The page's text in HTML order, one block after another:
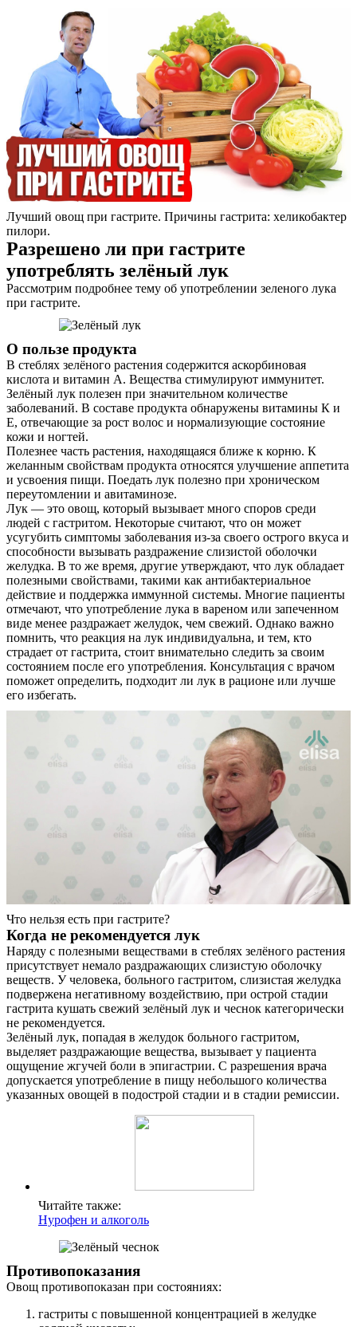
Услуги
Контакты
Лучший овощ при гастрите. Причины гастрита: хеликобактер
пилори.
Разрешено ли при гастрите
употреблять зелёный лук
Рассмотрим подробнее тему об употреблении зеленого лука
при гастрите.
О пользе продукта
В стеблях зелёного растения содержится аскорбиновая
кислота и витамин А. Вещества стимулируют иммунитет.
Зелёный лук полезен при значительном количестве
заболеваний. В составе продукта обнаружены витамины К и
Е, отвечающие за рост волос и нормализующие состояние
кожи и ногтей.
Полезнее часть растения, находящаяся ближе к корню. К
желанным свойствам продукта относятся улучшение аппетита
и усвоения пищи. Поедать лук полезно при хроническом
переутомлении и авитаминозе.
Лук — это овощ, который вызывает много споров среди
людей с гастритом. Некоторые считают, что он может
усугубить симптомы заболевания из-за своего острого вкуса и
способности вызывать раздражение слизистой оболочки
желудка. В то же время, другие утверждают, что лук обладает
полезными свойствами, такими как антибактериальное
действие и поддержка иммунной системы. Многие пациенты
отмечают, что употребление лука в вареном или запеченном
виде менее раздражает желудок, чем свежий. Однако важно
помнить, что реакция на лук индивидуальна, и тем, кто
страдает от гастрита, стоит внимательно следить за своим
состоянием после его употребления. Консультация с врачом
поможет определить, подходит ли лук в рационе или лучше
его избегать.
Что нельзя есть при гастрите?
Когда не рекомендуется лук
Наряду с полезными веществами в стеблях зелёного растения
присутствует немало раздражающих слизистую оболочку
веществ. У человека, больного гастритом, слизистая желудка
подвержена негативному воздействию, при острой стадии
гастрита кушать свежий зелёный лук и чеснок категорически
не рекомендуется.
Зелёный лук, попадая в желудок больного гастритом,
выделяет раздражающие вещества, вызывает у пациента
ощущение жгучей боли в эпигастрии. С разрешения врача
допускается употребление в пищу небольшого количества
указанных овощей в подострой стадии и в стадии ремиссии.
Читайте также:
Нурофен и алкоголь
Противопоказания
Овощ противопоказан при состояниях:
гастриты с повышенной концентрацией в желудке